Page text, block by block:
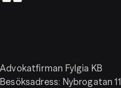
Advokatfirman Fylgia KB
Besöksadress: Nybrogatan 11